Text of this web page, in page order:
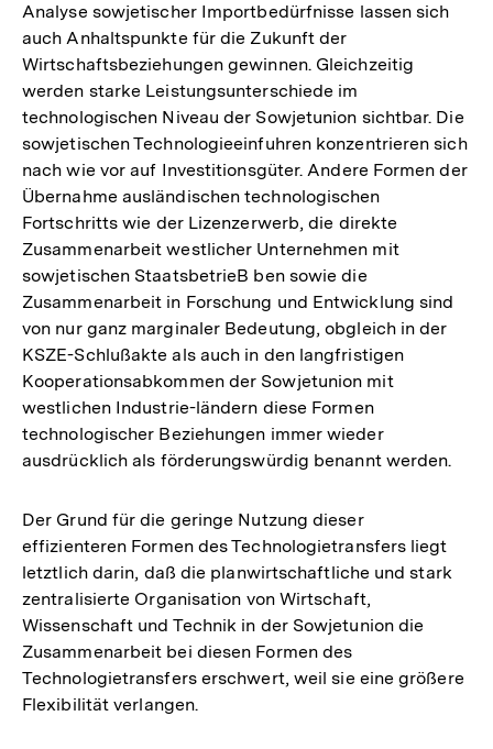
Analyse sowjetischer Importbedürfnisse lassen sich
auch Anhaltspunkte für die Zukunft der
Wirtschaftsbeziehungen gewinnen. Gleichzeitig
werden starke Leistungsunterschiede im
technologischen Niveau der Sowjetunion sichtbar. Die
sowjetischen Technologieeinfuhren konzentrieren sich
nach wie vor auf Investitionsgüter. Andere Formen der
Übernahme ausländischen technologischen
Fortschritts wie der Lizenzerwerb, die direkte
Zusammenarbeit westlicher Unternehmen mit
sowjetischen StaatsbetrieB ben sowie die
Zusammenarbeit in Forschung und Entwicklung sind
von nur ganz marginaler Bedeutung, obgleich in der
KSZE-Schlußakte als auch in den langfristigen
Kooperationsabkommen der Sowjetunion mit
westlichen Industrie-ländern diese Formen
technologischer Beziehungen immer wieder
ausdrücklich als förderungswürdig benannt werden.
Der Grund für die geringe Nutzung dieser
effizienteren Formen des Technologietransfers liegt
letztlich darin, daß die planwirtschaftliche und stark
zentralisierte Organisation von Wirtschaft,
Wissenschaft und Technik in der Sowjetunion die
Zusammenarbeit bei diesen Formen des
Technologietransfers erschwert, weil sie eine größere
Flexibilität verlangen.